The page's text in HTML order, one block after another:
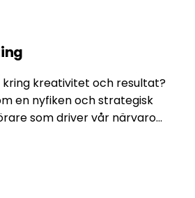
kring kreativitet och resultat?
en nyfiken och strategisk
som driver vår närvaro